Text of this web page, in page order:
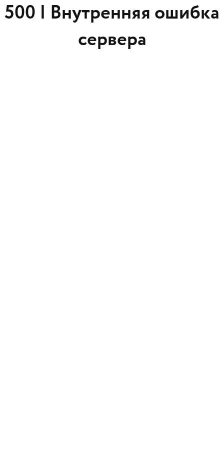
500 | Внутренняя ошибка
сервера